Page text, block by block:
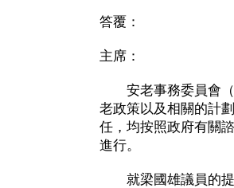
答覆：
主席：
安老事務委員會（
老政策以及相關的計
任，均按照政府有關
進行。
就梁國雄議員的提